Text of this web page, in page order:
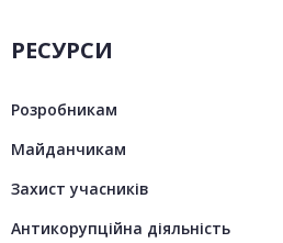
РЕСУРСИ
Розробникам
Майданчикам
Захист учасників
Антикорупційна діяльність